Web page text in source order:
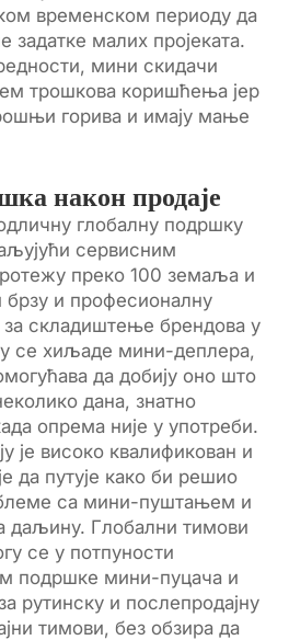
временском периоду да
задатке малих пројеката.
мини скидачи
трошкова коришћења јер
горива и имају мање
након продаје
глобалну подршку
сервисним
преко 100 земаља и
брзу и професионалну
за складиштење брендова у
се хиљаде мини-деплера,
да добију оно што
дана, знатно
опрема није у употреби.
је високо квалификован и
да путује како би решио
са мини-пуштањем и
даљину. Глобални тимови
се у потпуности
подршке мини-пуцача и
рутинску и послепродајну
тимови, без обзира да